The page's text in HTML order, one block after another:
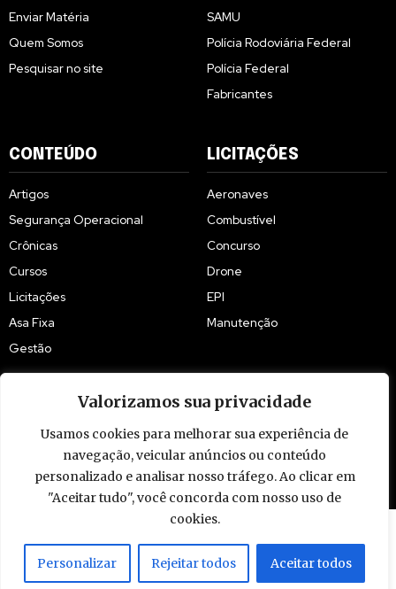
Valorizamos sua privacidade
Usamos cookies para melhorar sua experiência de
navegação, veicular anúncios ou conteúdo
personalizado e analisar nosso tráfego. Ao clicar em
"Aceitar tudo", você concorda com nosso uso de
cookies.
Personalizar Rejeitar todos Aceitar todos
Enviar Matéria
Quem Somos
Pesquisar no site
SAMU
Polícia Rodoviária Federal
Polícia Federal
Fabricantes
CONTEÚDO
Artigos
Segurança Operacional
Crônicas
Cursos
Licitações
Asa Fixa
Gestão
LICITAÇÕES
Aeronaves
Combustível
Concurso
Drone
EPI
Manutenção
© 2009 - 2026 Piloto Policial. Todos os direitos reservados. Brasil.